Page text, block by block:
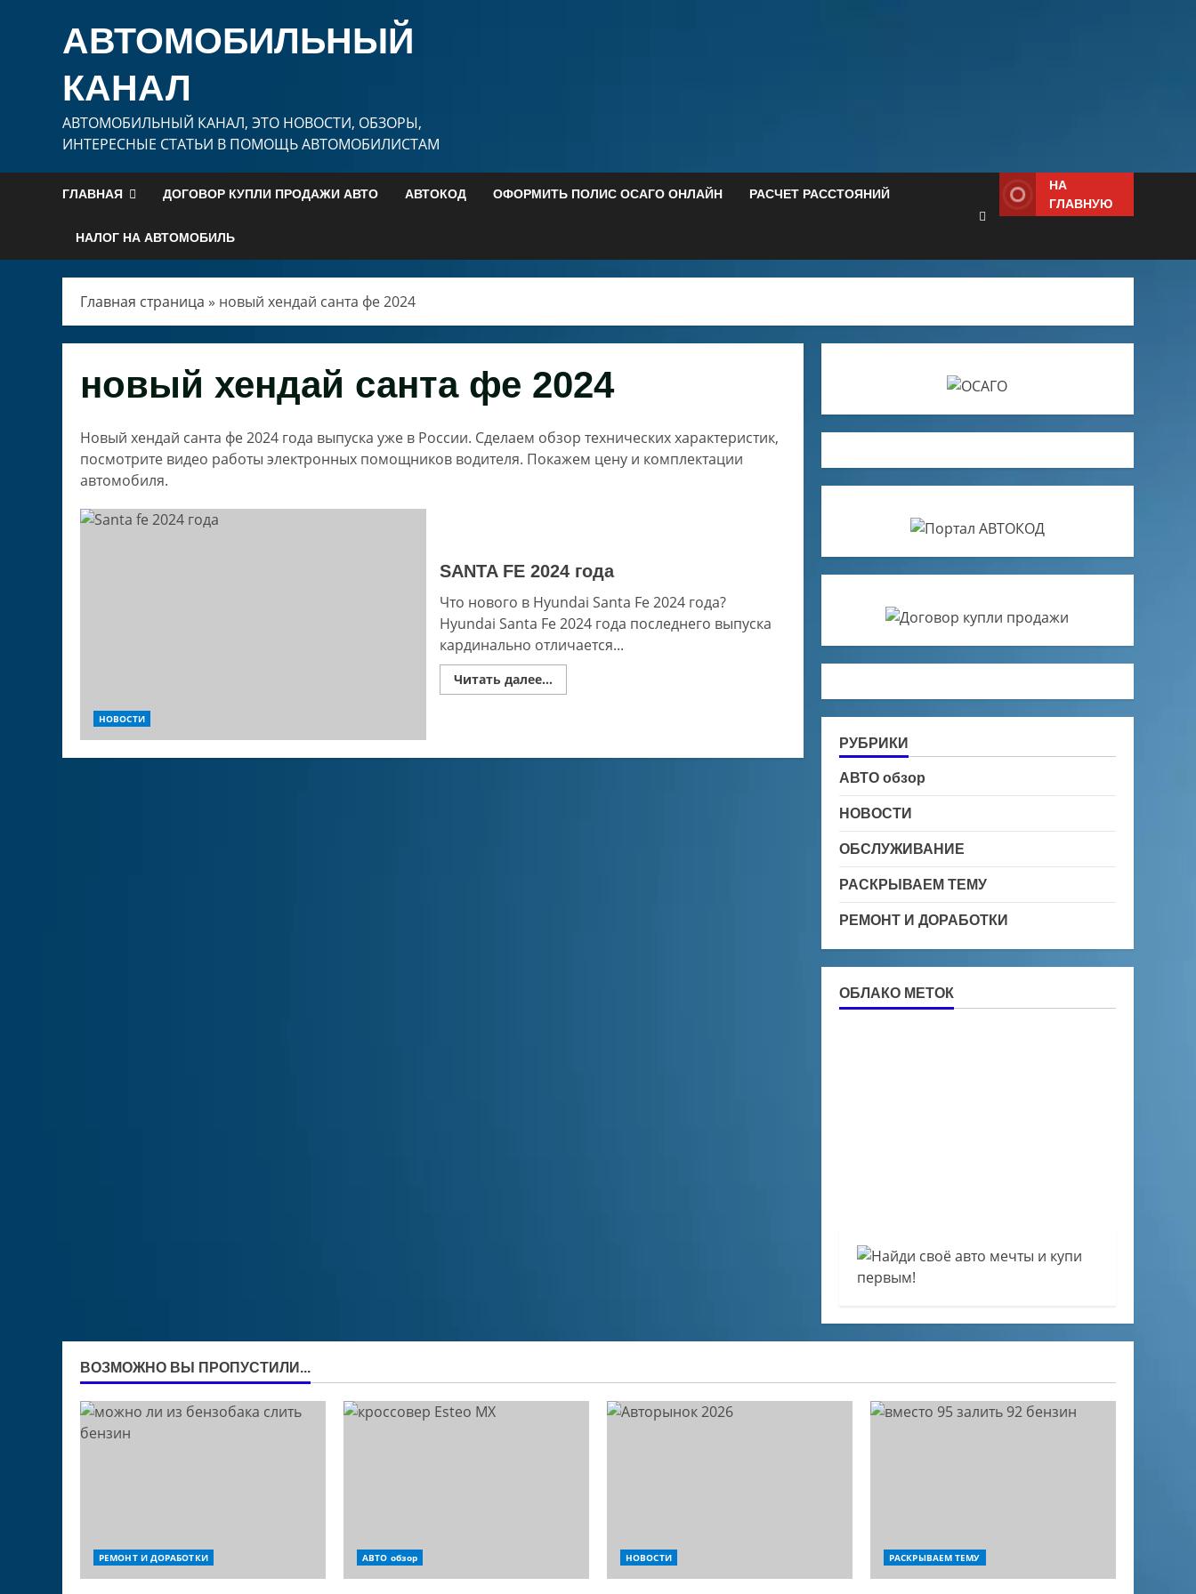
содержимомуАВТОМОБИЛЬНЫЙ
КАНАЛ
АВТОМОБИЛЬНЫЙ КАНАЛ, ЭТО НОВОСТИ, ОБЗОРЫ,
ИНТЕРЕСНЫЕ СТАТЬИ В ПОМОЩЬ АВТОМОБИЛИСТАМ
ГЛАВНАЯ ДОГОВОР КУПЛИ ПРОДАЖИ АВТО АВТОКОД ОФОРМИТЬ ПОЛИС ОСАГО ОНЛАЙН РАСЧЕТ РАССТОЯНИЙ
НАЛОГ НА АВТОМОБИЛЬ
НА
ГЛАВНУЮ
Главная страница » новый хендай санта фе 2024
новый хендай санта фе 2024
Новый хендай санта фе 2024 года выпуска уже в России. Сделаем обзор технических характеристик,
посмотрите видео работы электронных помощников водителя. Покажем цену и комплектации
автомобиля.
НОВОСТИ
SANTA FE 2024 года
Что нового в Hyundai Santa Fe 2024 года?
Hyundai Santa Fe 2024 года последнего выпуска
кардинально отличается...
Читать далее...Read
more
РУБРИКИ
АВТО обзор
НОВОСТИ
ОБСЛУЖИВАНИЕ
РАСКРЫВАЕМ ТЕМУ
РЕМОНТ И ДОРАБОТКИ
ОБЛАКО МЕТОК
ВОЗМОЖНО ВЫ ПРОПУСТИЛИ...
РЕМОНТ И ДОРАБОТКИ АВТО обзор НОВОСТИ РАСКРЫВАЕМ ТЕМУ